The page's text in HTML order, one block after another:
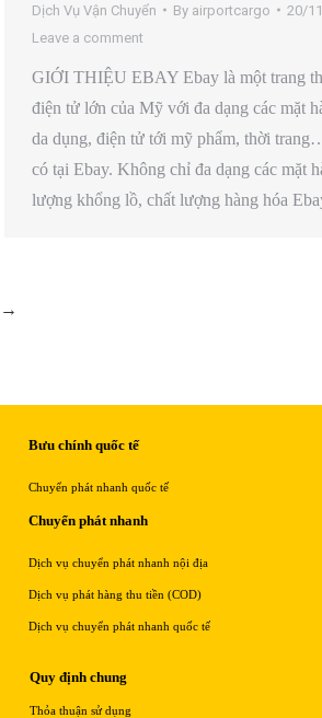
Dịch Vụ Vận Chuyển By airportcargo
20/
Leave a comment
GIỚI THIỆU EBAY Ebay là một trang
điện tử lớn của Mỹ với đa dạng các mặt
da dụng, điện tử tới mỹ phẩm, thời
có tại Ebay. Không chỉ đa dạng các mặt
lượng khổng lồ, chất lượng hàng hóa
→
Bưu chính quốc tế
Chuyển phát nhanh quốc tế
Chuyển phát nhanh
Dịch vụ chuyển phát nhanh nội địa
Dịch vụ phát hàng thu tiền (COD)
Dịch vụ chuyển phát nhanh quốc tế
Quy định chung
Thỏa thuận sử dụng